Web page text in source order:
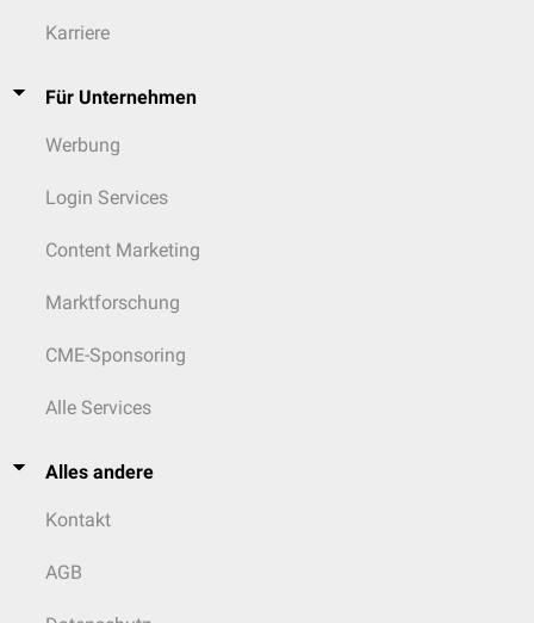
Karriere
Für Unternehmen
Werbung
Login Services
Content Marketing
Marktforschung
CME-Sponsoring
Alle Services
Alles andere
Kontakt
AGB